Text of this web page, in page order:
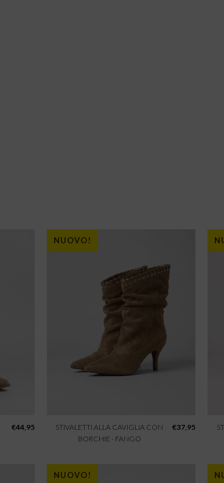
€44,95
NUOVO!
STIVALETTI ALLA CAVIGLIA CON
BORCHIE - FANGO
€37,95
NUOVO!